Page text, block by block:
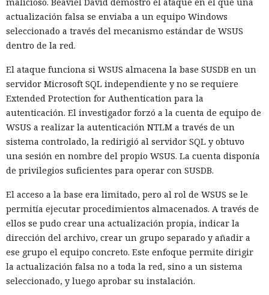
La disputa sobre la vigilancia de manifestantes en el estado
de Maine salió de las calles y llegó a los tribunales, donde el
Departamento de Seguridad Nacional de EE. UU. solicitó
acceso a grupos cerrados de Signal. La solicitud apareció en
el marco del casoHilton v. Noem, en el que residentes
acusan a la agencia de vigilar la actividad pública y de violar
los derechos garantizados por la Primera Enmienda de la
Constitución.
El conflicto comenzó tras el aumento de las operaciones
migratorias en barrios residenciales de Maine. Los vecinos
se organizaron en grupos de respuesta rápida y, a través de
Signal, se avisaban dónde operaban agentes del
malicioso. Beaviel David demostró el ataque en el que una
actualización falsa se enviaba a un equipo Windows
seleccionado a través del mecanismo estándar de WSUS
dentro de la red.
El ataque funciona si WSUS almacena la base SUSDB en un
servidor Microsoft SQL independiente y no se requiere
Extended Protection for Authentication para la
autenticación. El investigador forzó a la cuenta de equipo de
WSUS a realizar la autenticación NTLM a través de un
sistema controlado, la redirigió al servidor SQL y obtuvo
una sesión en nombre del propio WSUS. La cuenta disponía
de privilegios suficientes para operar con SUSDB.
El acceso a la base era limitado, pero al rol de WSUS se le
permitía ejecutar procedimientos almacenados. A través de
ellos se pudo crear una actualización propia, indicar la
dirección del archivo, crear un grupo separado y añadir a
ese grupo el equipo concreto. Este enfoque permite dirigir
la actualización falsa no a toda la red, sino a un sistema
seleccionado, y luego aprobar su instalación.